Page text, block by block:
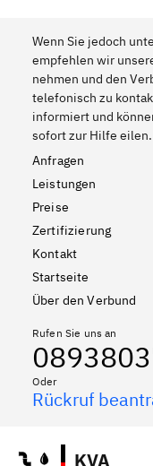
Wenn Sie jedoch
empfehlen wir
nehmen und den
telefonisch zu
informiert und
sofort zur Hilfe eilen.
Anfragen
Leistungen
Preise
Zertifizierung
Kontakt
Startseite
Über den Verbund
Rufen Sie uns an
Oder
Rückruf
KVA